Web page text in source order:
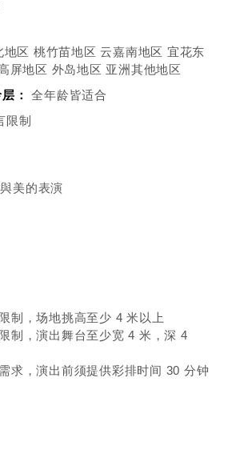
地区 桃竹苗地区 云嘉南地区 宜花东
屏地区 外岛地区 亚洲其他地区
：
全年龄皆适合
限制
美的表演
制，场地挑高至少 4 米以上
制，演出舞台至少宽 4 米，深 4
求，演出前须提供彩排时间 30 分钟